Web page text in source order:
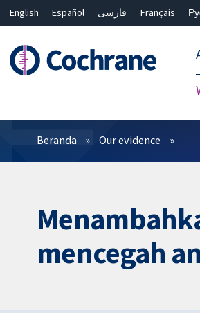
English Español فارسی Français
Filter
Beranda Our evidence
mencegah